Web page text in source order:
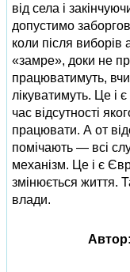
від села і
допустимо
коли після виборів
«замре», доки не
працюватимуть,
лікуватимуть. Це і
час відсутності
працювати. А от
помічають — всі
механізм. Це і є
змінюється життя.
влади.
Автор: